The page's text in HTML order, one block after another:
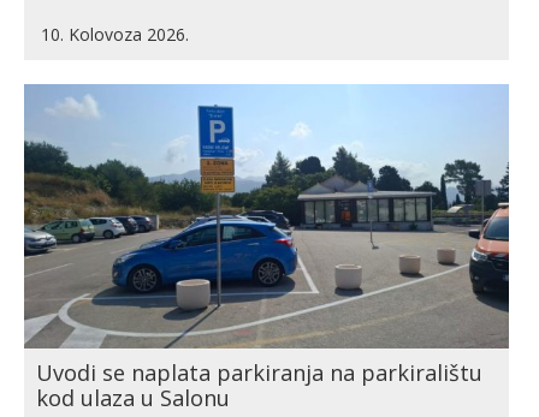
10. Kolovoza 2026.
Uvodi se naplata parkiranja na parkiralištu
kod ulaza u Salonu